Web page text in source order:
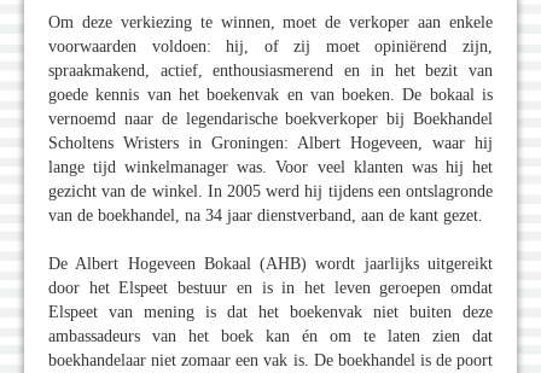
Om deze verkiezing te winnen, moet de verkoper aan enkele
voorwaarden voldoen: hij, of zij moet opiniërend zijn,
spraakmakend, actief, enthousiasmerend en in het bezit van
goede kennis van het boekenvak en van boeken. De bokaal is
vernoemd naar de legendarische boekverkoper bij Boekhandel
Scholtens Wristers in Groningen: Albert Hogeveen, waar hij
lange tijd winkelmanager was. Voor veel klanten was hij het
gezicht van de winkel. In 2005 werd hij tijdens een ontslagronde
van de boekhandel, na 34 jaar dienstverband, aan de kant gezet.
De Albert Hogeveen Bokaal (AHB) wordt jaarlijks uitgereikt
door het Elspeet bestuur en is in het leven geroepen omdat
Elspeet van mening is dat het boekenvak niet buiten deze
ambassadeurs van het boek kan én om te laten zien dat
boekhandelaar niet zomaar een vak is. De boekhandel is de poort